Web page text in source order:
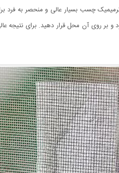
چسب بسیار عالی و منحصر به فرد
روی آن محل قرار دهید. برای نتیجه